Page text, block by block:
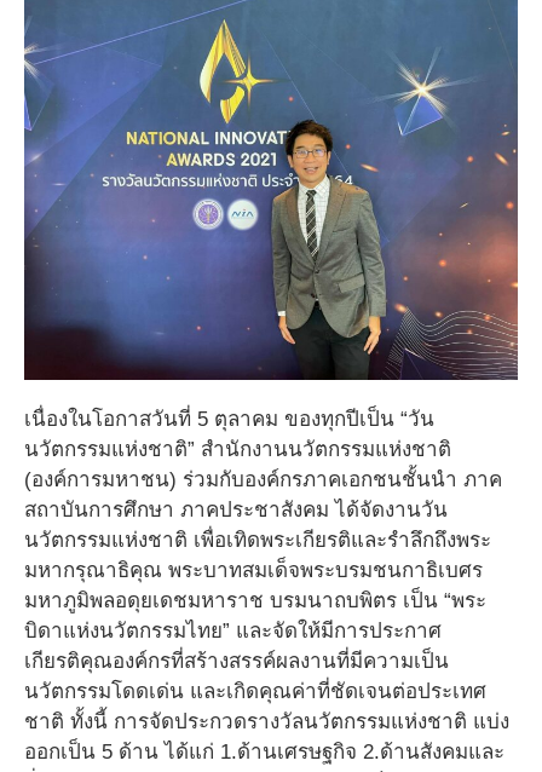
เนื่องในโอกาสวันที่ 5 ตุลาคม ของทุกปีเป็น “วัน
นวัตกรรมแห่งชาติ” สำนักงานนวัตกรรมแห่งชาติ
(องค์การมหาชน) ร่วมกับองค์กรภาคเอกชนชั้นนำ ภาค
สถาบันการศึกษา ภาคประชาสังคม ได้จัดงานวัน
นวัตกรรมแห่งชาติ เพื่อเทิดพระเกียรติและรำลึกถึงพระ
มหากรุณาธิคุณ พระบาทสมเด็จพระบรมชนกาธิเบศร
มหาภูมิพลอดุยเดชมหาราช บรมนาถบพิตร เป็น “พระ
บิดาแห่งนวัตกรรมไทย” และจัดให้มีการประกาศ
เกียรติคุณองค์กรที่สร้างสรรค์ผลงานที่มีความเป็น
นวัตกรรมโดดเด่น และเกิดคุณค่าที่ชัดเจนต่อประเทศ
ชาติ ทั้งนี้ การจัดประกวดรางวัลนวัตกรรมแห่งชาติ แบ่ง
ออกเป็น 5 ด้าน ได้แก่ 1.ด้านเศรษฐกิจ 2.ด้านสังคมและ